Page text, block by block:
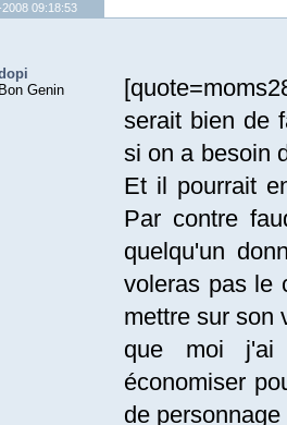
09:18:53
Bon Genin
serait bien de
si on a besoin
Et il pourrait
Par contre
quelqu'un
voleras pas le
mettre sur son
que moi j'ai
économiser
de